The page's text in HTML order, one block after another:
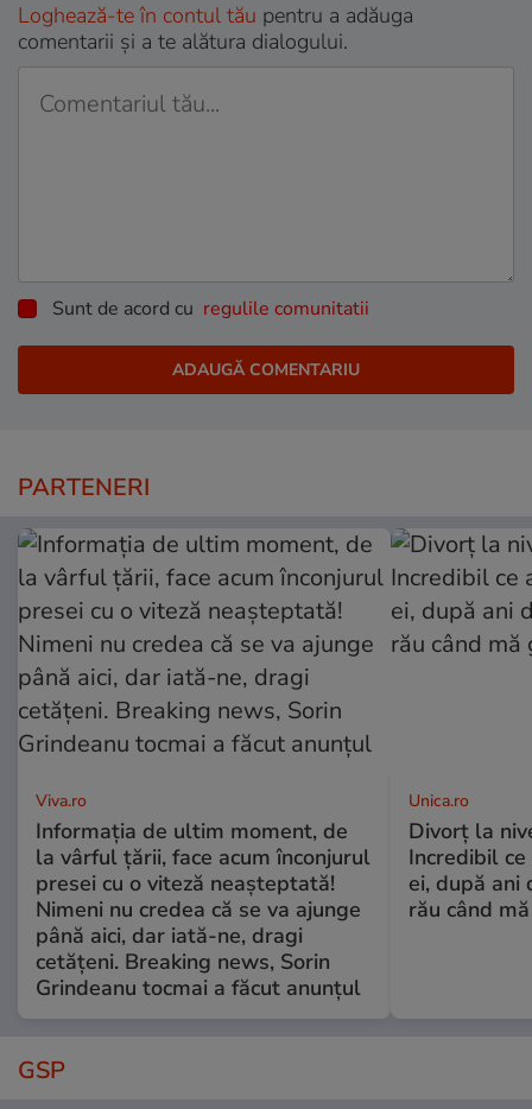
Loghează-te în contul tău pentru a adăuga
comentarii și a te alătura dialogului.
Sunt de acord cu regulile comunitatii
PARTENERI
Viva.ro
Informația de ultim moment, de
la vârful țării, face acum înconjurul
presei cu o viteză neașteptată!
Nimeni nu credea că se va ajunge
până aici, dar iată-ne, dragi
cetățeni. Breaking news, Sorin
Grindeanu tocmai a făcut anunțul
Unica.ro
Divorț la
Incredibil
ei, după ani
rău când
GSP